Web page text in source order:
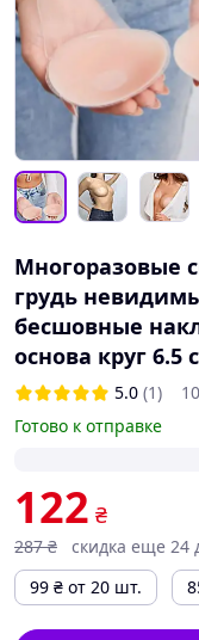
Многоразовые
грудь
бесшовные
основа круг 6.5
5.0 (1)
Готово к отправке
122 ₴
287 ₴
скидка еще 24
99 ₴ от 20 шт.